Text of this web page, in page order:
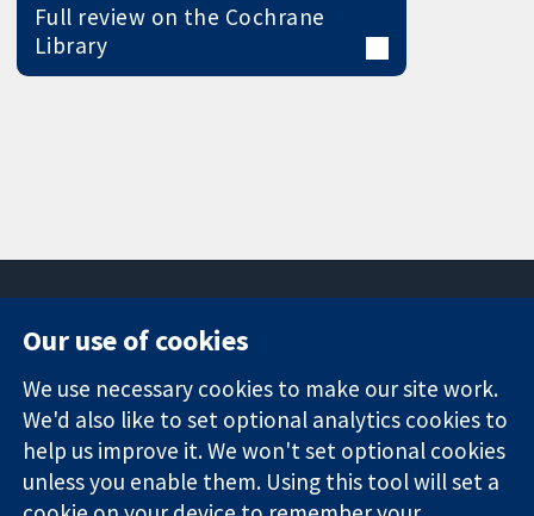
Full review on the Cochrane
Library
Trusted
evidence.
Informed
decisions.
Square
London
W1G 0AN
영국
News
Press office
About us
작업
Cochrane
Our use of cookies
We use necessary cookies to make our site work.
We'd also like to set optional analytics cookies to
help us improve it. We won't set optional cookies
unless you enable them. Using this tool will set a